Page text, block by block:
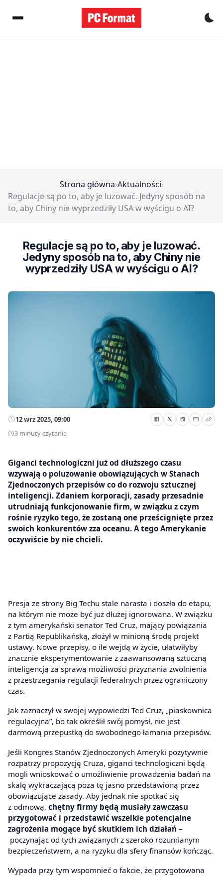
Strona główna›Aktualności›
Regulacje są po to, aby je luzować. Jedyny sposób na
to, aby Chiny nie wyprzedziły USA w wyścigu o AI?
Regulacje są po to, aby je luzować.
Jedyny sposób na to, aby Chiny nie
wyprzedziły USA w wyścigu o AI?
12 wrz 2025, 09:00
3 minuty czytania
Giganci technologiczni już od dłuższego czasu
wzywają o poluzowanie obowiązujących w Stanach
Zjednoczonych przepisów co do rozwoju sztucznej
inteligencji. Zdaniem korporacji, zasady przesadnie
utrudniają funkcjonowanie firm, w związku z czym
rośnie ryzyko tego, że zostaną one prześcignięte przez
swoich konkurentów zza oceanu. A tego Amerykanie
oczywiście by nie chcieli.
Presja ze strony Big Techu stale narasta i doszła do etapu,
na którym nie może być już dłużej ignorowana. W związku
z tym amerykański senator Ted Cruz, mający powiązania
z Partią Republikańską, złożył w minioną środę projekt
ustawy. Nowe przepisy, o ile wejdą w życie, ułatwiłyby
znacznie eksperymentowanie z zaawansowaną sztuczną
inteligencją za sprawą możliwości przyznania zwolnienia
z przestrzegania regulacji federalnych przez ograniczony
czas.
Jak zaznaczył w swojej wypowiedzi Ted Cruz, „piaskownica
regulacyjna”, bo tak określił swój pomysł, nie jest
darmową przepustką do swobodnego łamania przepisów.
Jeśli Kongres Stanów Zjednoczonych Ameryki pozytywnie
rozpatrzy propozycję Cruza, giganci technologiczni będą
mogli wnioskować o umożliwienie prowadzenia badań na
skalę wykraczającą poza tę jasno przedstawioną przez
obowiązujące zasady. Aby jednak nie spotkać się
z odmową, chętny firmy będą musiały zawczasu
przygotować i przedstawić wszelkie potencjalne
zagrożenia mogące być skutkiem ich działań –
poczynając od tych związanych z szeroko rozumianym
bezpieczeństwem, a na ryzyku dla sfery finansów kończąc.
Wypada przy tym wspomnieć o fakcie, że przygotowana